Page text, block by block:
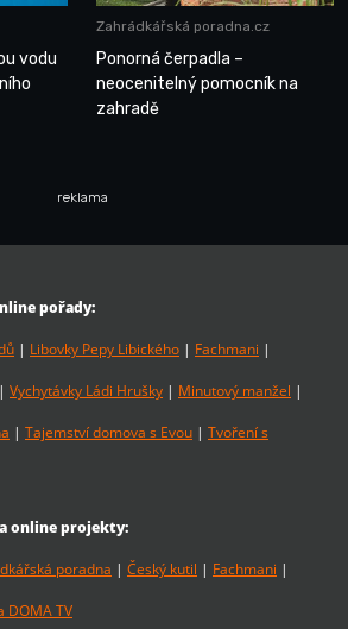
vodu
Zahrádkářská poradna.cz
Ponorná čerpadla –
neocenitelný pomocník na
zahradě
reklama
pořady:
| Libovky Pepy Libického | Fachmani |
| Vychytávky Ládi Hrušky | Minutový manžel |
| Tajemství domova s Evou | Tvoření s
online projekty:
poradna | Český kutil | Fachmani |
DOMA TV